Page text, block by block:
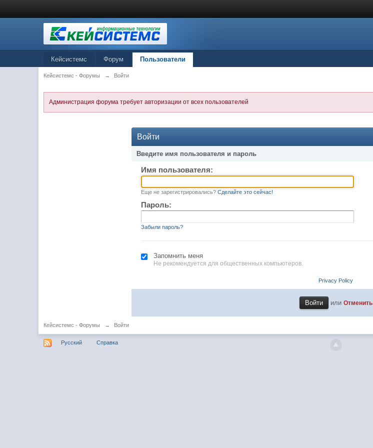
Кейсистемс Форум Пользователи
Кейсистемс - Форумы → Войти
Администрация форума требует авторизации от всех пользователей
Войти
Введите имя пользователя и пароль
Имя пользователя:
Еще не зарегистрировались? Сделайте это сейчас!
Пароль:
Забыли пароль?
Запомнить меня
Не рекомендуется для общественных компьютеров.
Privacy Policy
или Отменить
Кейсистемс - Форумы → Войти
Русский Справка